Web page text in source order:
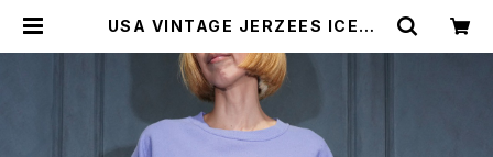
USA VINTAGE JERZEES ICECR
EAT SHIRT/アメリカ古着アイスクリ
ーム刺繍デザインスウェット | Titti
Vintage